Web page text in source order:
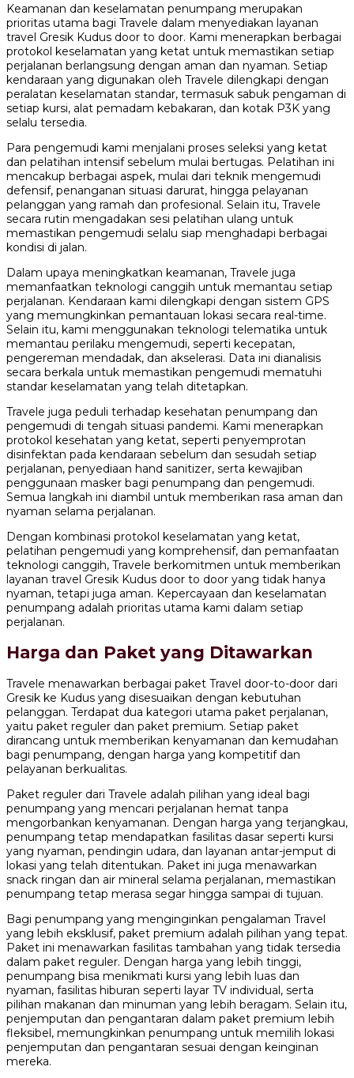
Keamanan dan keselamatan penumpang merupakan
prioritas utama bagi Travele dalam menyediakan layanan
travel Gresik Kudus door to door. Kami menerapkan berbagai
protokol keselamatan yang ketat untuk memastikan setiap
perjalanan berlangsung dengan aman dan nyaman. Setiap
kendaraan yang digunakan oleh Travele dilengkapi dengan
peralatan keselamatan standar, termasuk sabuk pengaman di
setiap kursi, alat pemadam kebakaran, dan kotak P3K yang
selalu tersedia.
Para pengemudi kami menjalani proses seleksi yang ketat
dan pelatihan intensif sebelum mulai bertugas. Pelatihan ini
mencakup berbagai aspek, mulai dari teknik mengemudi
defensif, penanganan situasi darurat, hingga pelayanan
pelanggan yang ramah dan profesional. Selain itu, Travele
secara rutin mengadakan sesi pelatihan ulang untuk
memastikan pengemudi selalu siap menghadapi berbagai
kondisi di jalan.
Dalam upaya meningkatkan keamanan, Travele juga
memanfaatkan teknologi canggih untuk memantau setiap
perjalanan. Kendaraan kami dilengkapi dengan sistem GPS
yang memungkinkan pemantauan lokasi secara real-time.
Selain itu, kami menggunakan teknologi telematika untuk
memantau perilaku mengemudi, seperti kecepatan,
pengereman mendadak, dan akselerasi. Data ini dianalisis
secara berkala untuk memastikan pengemudi mematuhi
standar keselamatan yang telah ditetapkan.
Travele juga peduli terhadap kesehatan penumpang dan
pengemudi di tengah situasi pandemi. Kami menerapkan
protokol kesehatan yang ketat, seperti penyemprotan
disinfektan pada kendaraan sebelum dan sesudah setiap
perjalanan, penyediaan hand sanitizer, serta kewajiban
penggunaan masker bagi penumpang dan pengemudi.
Semua langkah ini diambil untuk memberikan rasa aman dan
nyaman selama perjalanan.
Dengan kombinasi protokol keselamatan yang ketat,
pelatihan pengemudi yang komprehensif, dan pemanfaatan
teknologi canggih, Travele berkomitmen untuk memberikan
layanan travel Gresik Kudus door to door yang tidak hanya
nyaman, tetapi juga aman. Kepercayaan dan keselamatan
penumpang adalah prioritas utama kami dalam setiap
perjalanan.
Harga dan Paket yang Ditawarkan
Travele menawarkan berbagai paket Travel door-to-door dari
Gresik ke Kudus yang disesuaikan dengan kebutuhan
pelanggan. Terdapat dua kategori utama paket perjalanan,
yaitu paket reguler dan paket premium. Setiap paket
dirancang untuk memberikan kenyamanan dan kemudahan
bagi penumpang, dengan harga yang kompetitif dan
pelayanan berkualitas.
Paket reguler dari Travele adalah pilihan yang ideal bagi
penumpang yang mencari perjalanan hemat tanpa
mengorbankan kenyamanan. Dengan harga yang terjangkau,
penumpang tetap mendapatkan fasilitas dasar seperti kursi
yang nyaman, pendingin udara, dan layanan antar-jemput di
lokasi yang telah ditentukan. Paket ini juga menawarkan
snack ringan dan air mineral selama perjalanan, memastikan
penumpang tetap merasa segar hingga sampai di tujuan.
Bagi penumpang yang menginginkan pengalaman Travel
yang lebih eksklusif, paket premium adalah pilihan yang tepat.
Paket ini menawarkan fasilitas tambahan yang tidak tersedia
dalam paket reguler. Dengan harga yang lebih tinggi,
penumpang bisa menikmati kursi yang lebih luas dan
nyaman, fasilitas hiburan seperti layar TV individual, serta
pilihan makanan dan minuman yang lebih beragam. Selain itu,
penjemputan dan pengantaran dalam paket premium lebih
fleksibel, memungkinkan penumpang untuk memilih lokasi
penjemputan dan pengantaran sesuai dengan keinginan
mereka.